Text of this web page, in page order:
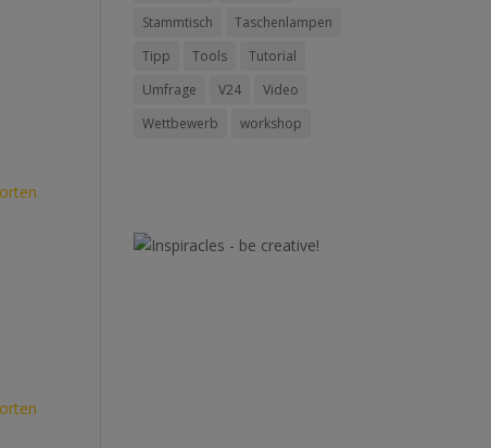
Stammtisch
Taschenlampen
Tipp
Tools
Tutorial
Umfrage
V24
Video
Wettbewerb
workshop